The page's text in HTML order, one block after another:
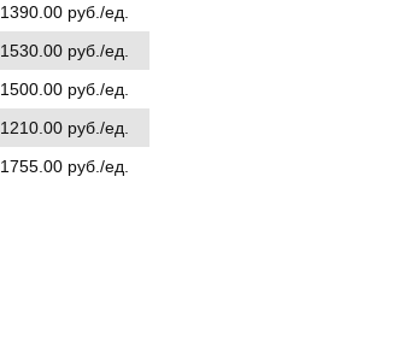
1390.00 руб./ед.
1530.00 руб./ед.
1500.00 руб./ед.
1210.00 руб./ед.
1755.00 руб./ед.